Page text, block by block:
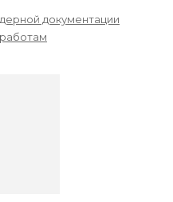
документации